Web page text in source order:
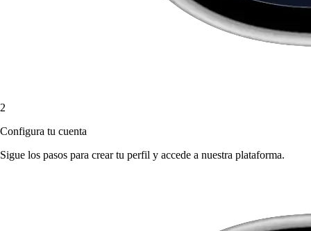
2
Configura tu cuenta
Sigue los pasos para crear tu perfil y accede a nuestra plataforma.